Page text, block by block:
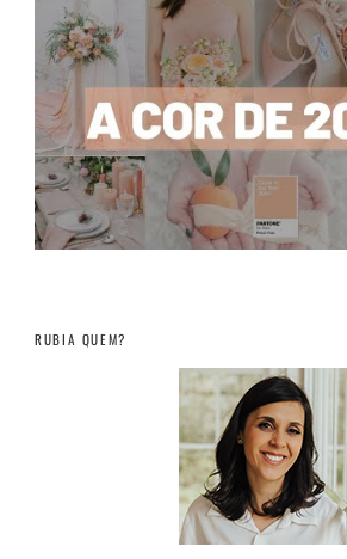
RUBIA QUEM?